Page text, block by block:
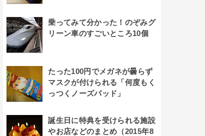
乗ってみて分かった！のぞみグ
リーン車のすごいところ10個
たった100円でメガネが曇らず
マスクが付けられる「何度もく
っつくノーズパッド」
誕生日に特典を受けられる施設
やお店などのまとめ（2015年8